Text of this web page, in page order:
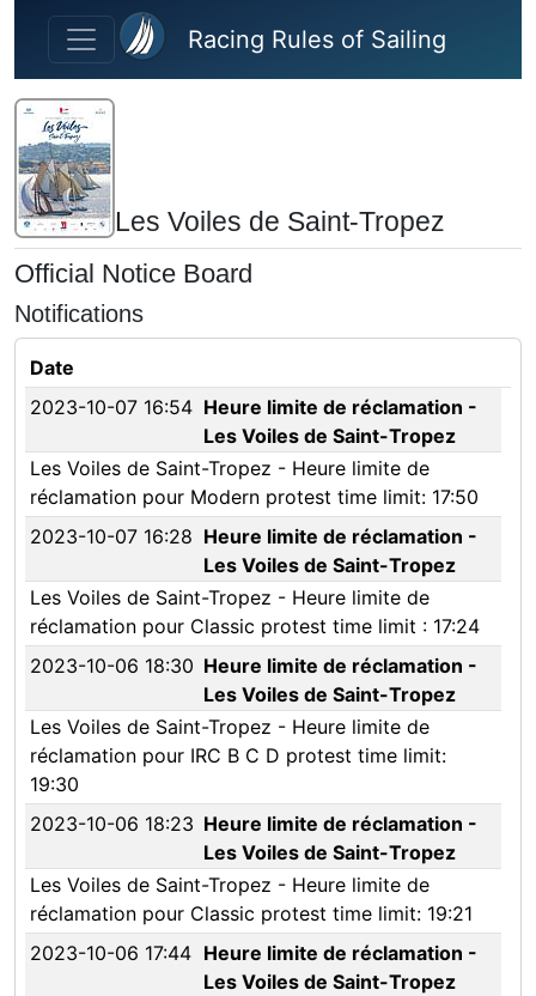
Skip to main content
Racing Rules of Sailing
Les Voiles de Saint-Tropez
Official Notice Board
Notifications
Date
2023-10-07 16:54 Heure limite de réclamation -
Les Voiles de Saint-Tropez
Les Voiles de Saint-Tropez - Heure limite de
réclamation pour Modern protest time limit: 17:50
2023-10-07 16:28 Heure limite de réclamation -
Les Voiles de Saint-Tropez
Les Voiles de Saint-Tropez - Heure limite de
réclamation pour Classic protest time limit : 17:24
2023-10-06 18:30 Heure limite de réclamation -
Les Voiles de Saint-Tropez
Les Voiles de Saint-Tropez - Heure limite de
réclamation pour IRC B C D protest time limit:
19:30
2023-10-06 18:23 Heure limite de réclamation -
Les Voiles de Saint-Tropez
Les Voiles de Saint-Tropez - Heure limite de
réclamation pour Classic protest time limit: 19:21
2023-10-06 17:44 Heure limite de réclamation -
Les Voiles de Saint-Tropez